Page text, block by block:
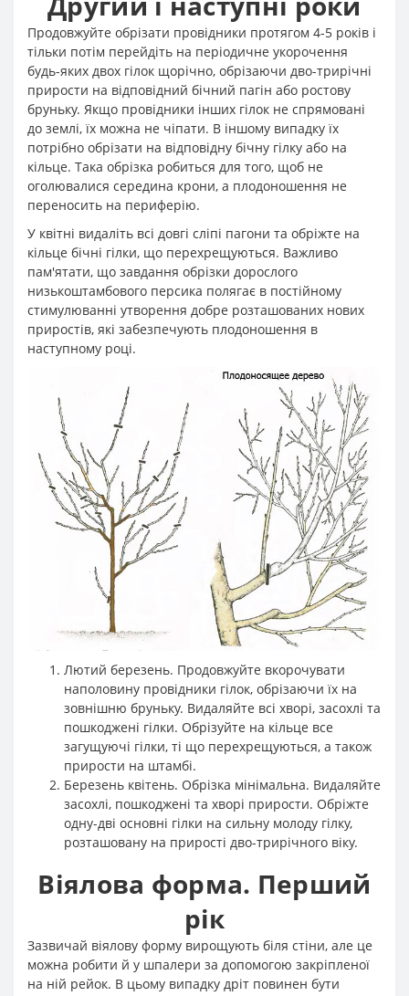
Продовжуйте обрізати провідники протягом 4-5 років і
тільки потім перейдіть на періодичне укорочення
будь-яких двох гілок щорічно, обрізаючи дво-трирічні
прирости на відповідний бічний пагін або ростову
бруньку. Якщо провідники інших гілок не спрямовані
до землі, їх можна не чіпати. В іншому випадку їх
потрібно обрізати на відповідну бічну гілку або на
кільце. Така обрізка робиться для того, щоб не
оголювалися середина крони, а плодоношення не
переносить на периферію.
У квітні видаліть всі довгі сліпі пагони та обріжте на
кільце бічні гілки, що перехрещуються. Важливо
пам'ятати, що завдання обрізки дорослого
низькоштамбового персика полягає в постійному
стимулюванні утворення добре розташованих нових
приростів, які забезпечують плодоношення в
наступному році.
Лютий березень. Продовжуйте вкорочувати
наполовину провідники гілок, обрізаючи їх на
зовнішню бруньку. Видаляйте всі хворі, засохлі та
пошкоджені гілки. Обрізуйте на кільце все
загущуючі гілки, ті що перехрещуються, а також
прирости на штамбі.
Березень квітень. Обрізка мінімальна. Видаляйте
засохлі, пошкоджені та хворі прирости. Обріжте
одну-дві основні гілки на сильну молоду гілку,
розташовану на прирості дво-трирічного віку.
Віялова форма. Перший
рік
Зазвичай віялову форму вирощують біля стіни, але це
можна робити й у шпалери за допомогою закріпленої
на ній рейок. В цьому випадку дріт повинен бути